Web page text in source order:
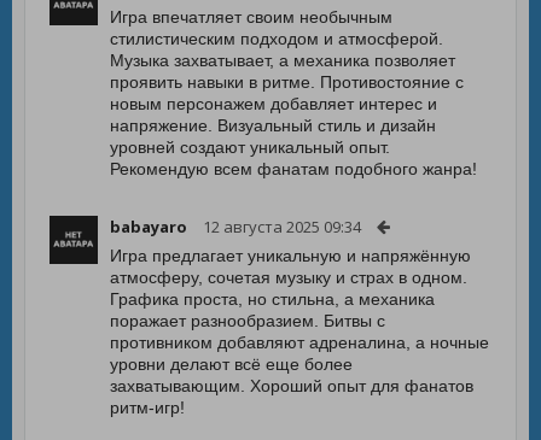
Игра впечатляет своим необычным
стилистическим подходом и атмосферой.
Музыка захватывает, а механика позволяет
проявить навыки в ритме. Противостояние с
новым персонажем добавляет интерес и
напряжение. Визуальный стиль и дизайн
уровней создают уникальный опыт.
Рекомендую всем фанатам подобного жанра!
babayaro 12 августа 2025 09:34
Игра предлагает уникальную и напряжённую
атмосферу, сочетая музыку и страх в одном.
Графика проста, но стильна, а механика
поражает разнообразием. Битвы с
противником добавляют адреналина, а ночные
уровни делают всё еще более
захватывающим. Хороший опыт для фанатов
ритм-игр!